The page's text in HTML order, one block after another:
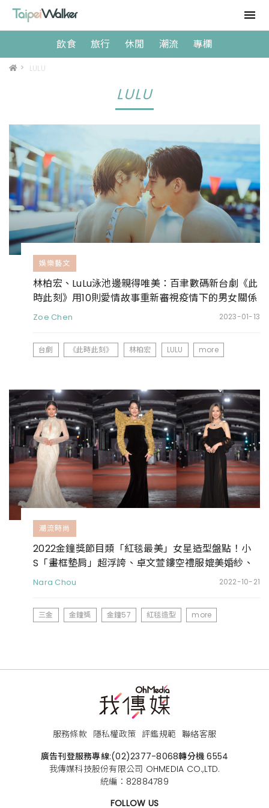
飲食 旅行 休閒 潮流 專欄
> LULU
LULU
娛樂藝文
林柏宏、LuLu泳池邊親得唯美：百聿數碼新台劇《此
時此刻》用10則愛情故事重新審視疫情下的男女關係
Zoe Chen 2023-01-13
台劇 《此時此刻》 林柏宏 LULU more
潮流時尚
2022金鐘獎節目類「紅毯最美」女星造型盤點！小
S「畫框墊肩」超浮誇、卓文萱鏤空禮服媲美婚紗、
LULU黑薄紗連身褲又酷又美
Nara Chou 2022-10-21
三金 金鐘獎 金鐘57 紅毯造型 more
服務條款 隱私權政策 評鑑規範 聯絡客服
廣告刊登服務專線:(02)2377-8068轉分機 6554
我傳媒科技股份有限公司 OHMEDIA CO.,LTD.
統編：82884789
FOLLOW US